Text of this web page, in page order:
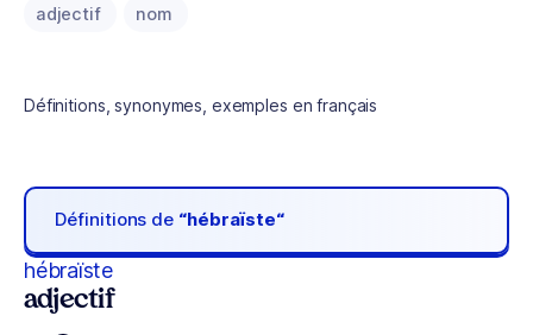
adjectif nom
Définitions, synonymes, exemples en français
Définitions de “hébraïste“
hébraïste
adjectif